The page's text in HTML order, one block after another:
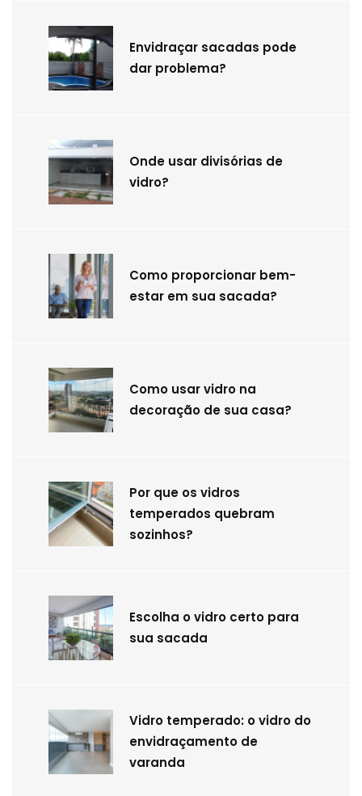
Envidraçar sacadas pode
dar problema?
Onde usar divisórias de
vidro?
Como proporcionar bem-
estar em sua sacada?
Como usar vidro na
decoração de sua casa?
Por que os vidros
temperados quebram
sozinhos?
Escolha o vidro certo para
sua sacada
Vidro temperado: o vidro do
envidraçamento de
varanda